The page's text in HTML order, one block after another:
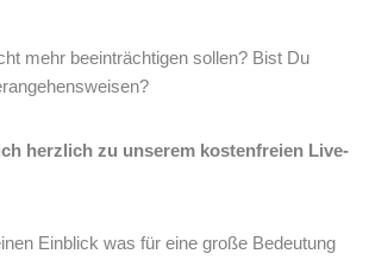
mehr beeinträchtigen sollen? Bist Du
herzlich zu unserem kostenfreien Live-
Einblick was für eine große Bedeutung